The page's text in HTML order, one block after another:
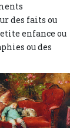
des faits ou
enfance ou
ou des